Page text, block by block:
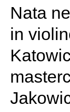
Nata
in